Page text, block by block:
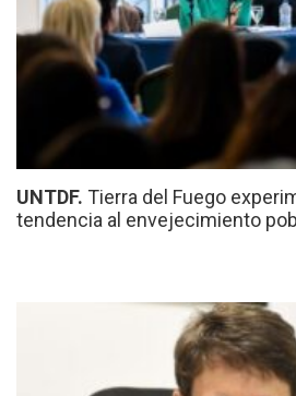
UNTDF. Tierra del Fuego
tendencia al envejecimiento